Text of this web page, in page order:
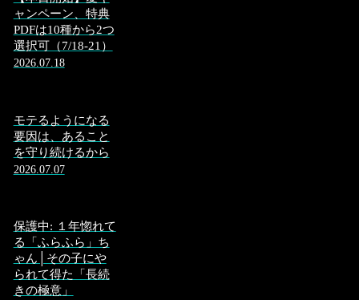
ャンペーン、特典
PDFは10種から2つ
選択可（7/18-21）
2026.07.18
モテるようになる
要因は、あること
を守り続けるから
2026.07.07
保護中: １年惚れて
る「ふらふら」ち
ゃん│その子にや
られて得た「長続
きの極意」